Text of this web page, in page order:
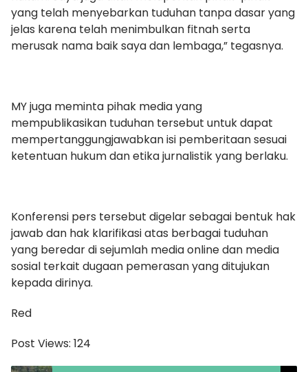
yang telah menyebarkan tuduhan tanpa dasar yang
jelas karena telah menimbulkan fitnah serta
merusak nama baik saya dan lembaga,” tegasnya.
MY juga meminta pihak media yang
mempublikasikan tuduhan tersebut untuk dapat
mempertanggungjawabkan isi pemberitaan sesuai
ketentuan hukum dan etika jurnalistik yang berlaku.
Konferensi pers tersebut digelar sebagai bentuk hak
jawab dan hak klarifikasi atas berbagai tuduhan
yang beredar di sejumlah media online dan media
sosial terkait dugaan pemerasan yang ditujukan
kepada dirinya.
Red
Post Views: 124